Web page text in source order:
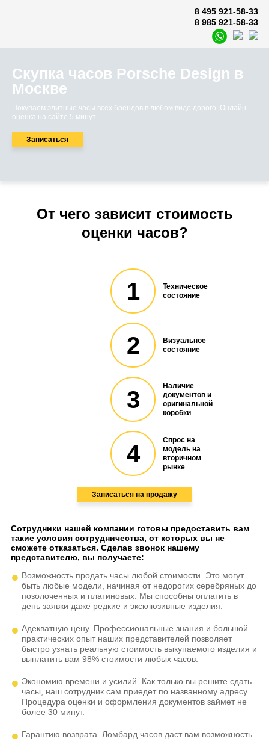
8 495 921-58-33
8 985 921-58-33
Скупка часов Porsche Design в
Москве
Покупаем элитные часы всех брендов в любом виде дорого. Онлайн
оценка на сайте 5 минут.
Записаться
От чего зависит стоимость
оценки часов?
1
Техническое
состояние
2
Визуальное
состояние
3
Наличие
документов и
оригинальной
коробки
4
Спрос на
модель на
вторичном
рынке
Записаться на продажу
Сотрудники нашей компании готовы предоставить вам
такие условия сотрудничества, от которых вы не
сможете отказаться. Сделав звонок нашему
представителю, вы получаете:
Возможность продать часы любой стоимости. Это могут
быть любые модели, начиная от недорогих серебряных до
позолоченных и платиновых. Мы способны оплатить в
день заявки даже редкие и эксклюзивные изделия.
Адекватную цену. Профессиональные знания и большой
практических опыт наших представителей позволяет
быстро узнать реальную стоимость выкупаемого изделия и
выплатить вам 98% стоимости любых часов.
Экономию времени и усилий. Как только вы решите сдать
часы, наш сотрудник сам приедет по названному адресу.
Процедура оценки и оформления документов займет не
более 30 минут.
Гарантию возврата. Ломбард часов даст вам возможность